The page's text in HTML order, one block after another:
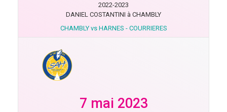
2022-2023
DANIEL COSTANTINI à CHAMBLY
CHAMBLY vs HARNES - COURRIERES
7 mai 2023